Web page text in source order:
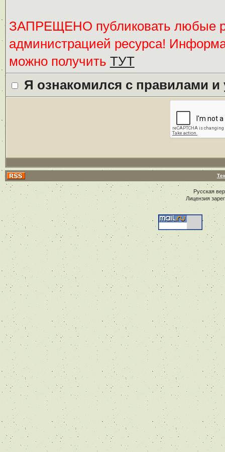
ЗАПРЕЩЕНО публиковать любые
администрацией ресурса!
можно получить ТУТ
Я ознакомился с правилами
Русская
Лицензия